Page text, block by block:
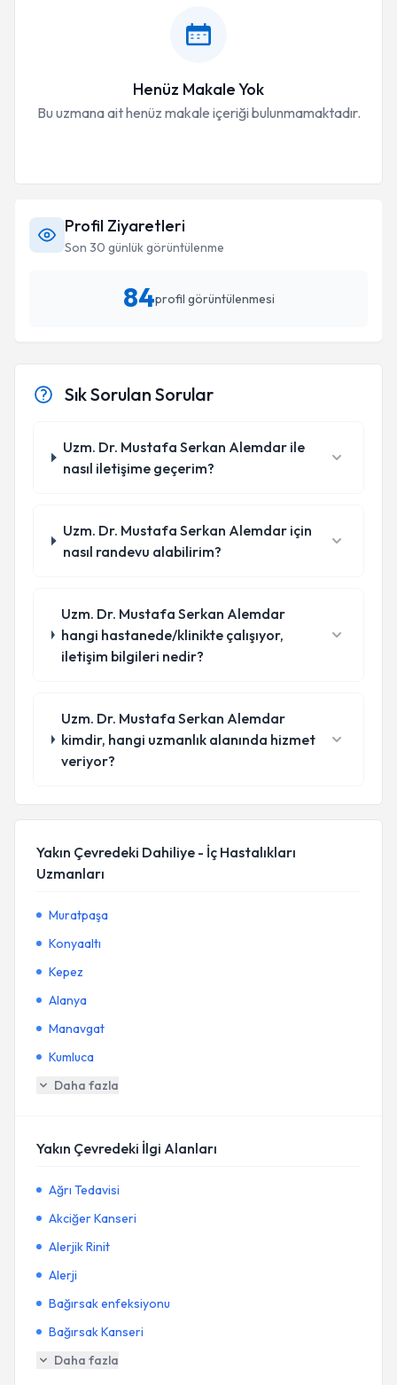
Henüz Makale Yok
Bu uzmana ait henüz makale içeriği bulunmamaktadır.
Profil Ziyaretleri
Son 30 günlük görüntülenme
84profil görüntülenmesi
Sık Sorulan Sorular
Uzm. Dr. Mustafa Serkan Alemdar ile
nasıl iletişime geçerim?
Uzm. Dr. Mustafa Serkan Alemdar için
nasıl randevu alabilirim?
Uzm. Dr. Mustafa Serkan Alemdar
hangi hastanede/klinikte çalışıyor,
iletişim bilgileri nedir?
Uzm. Dr. Mustafa Serkan Alemdar
kimdir, hangi uzmanlık alanında hizmet
veriyor?
Yakın Çevredeki Dahiliye - İç Hastalıkları
Uzmanları
Muratpaşa
Konyaaltı
Kepez
Alanya
Manavgat
Kumluca
Daha fazla
Yakın Çevredeki İlgi Alanları
Ağrı Tedavisi
Akciğer Kanseri
Alerjik Rinit
Alerji
Bağırsak enfeksiyonu
Bağırsak Kanseri
Daha fazla